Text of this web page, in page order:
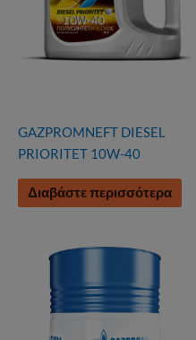
GAZPROMNEFT DIESEL
PRIORITET 10W-40
Διαβάστε περισσότερα